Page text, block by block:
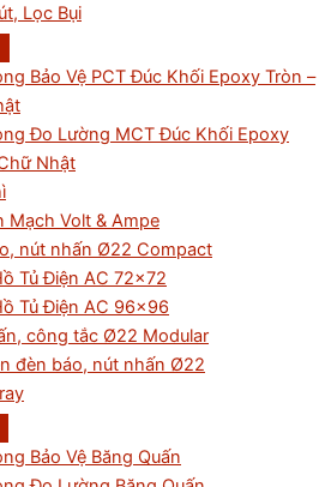
Lọc Bụi
Bảo Vệ PCT Đúc Khối Epoxy Tròn –
Đo Lường MCT Đúc Khối Epoxy
Nhật
Mạch Volt & Ampe
nút nhấn Ø22 Compact
Tủ Điện AC 72×72
Tủ Điện AC 96×96
công tắc Ø22 Modular
đèn báo, nút nhấn Ø22
Bảo Vệ Băng Quấn